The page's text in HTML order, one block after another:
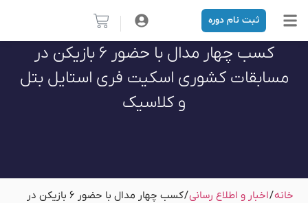
ثبت نام دوره
کسب چهار مدال با حضور ۶ بازیکن در
مسابقات کشوری اسکیت فری استایل بتل
و کلاسیک
خانه/اخبار و اطلاع رسانی
/ کسب چهار مدال با حضور ۶ بازیکن در